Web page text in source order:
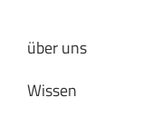
über uns
Wissen